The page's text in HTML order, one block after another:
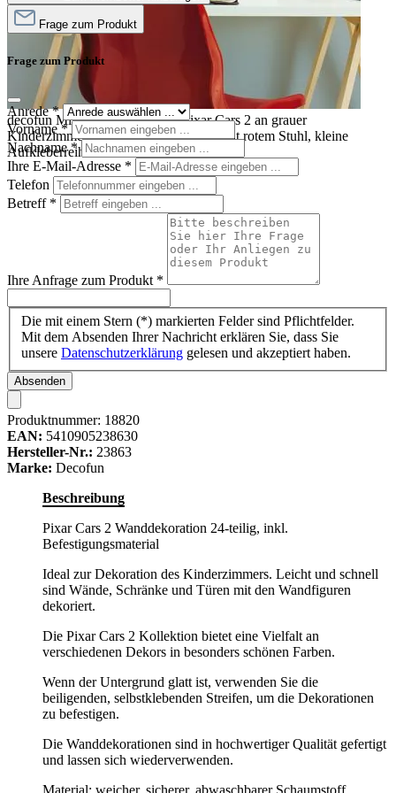
decofun Mini-Wanddekoration Pixar Cars 2 an grauer
Kinderzimmerwand über Schreibtisch mit rotem Stuhl, kleine
Aufkleberreihe
Frage zum Produkt
Frage zum Produkt
Anrede*
Vorname*
Nachname*
Ihre E-Mail-Adresse *
Telefon
Betreff *
Ihre Anfrage zum Produkt *
Die mit einem Stern (*) markierten Felder sind Pflichtfelder.
Mit dem Absenden Ihrer Nachricht erklären Sie, dass Sie
unsere Datenschutzerklärung gelesen und akzeptiert haben.
Absenden
Produktnummer: 18820
EAN: 5410905238630
Hersteller-Nr.: 23863
Marke: Decofun
Beschreibung
Pixar Cars 2 Wanddekoration 24-teilig, inkl.
Befestigungsmaterial
Ideal zur Dekoration des Kinderzimmers. Leicht und schnell
sind Wände, Schränke und Türen mit den Wandfiguren
dekoriert.
Die Pixar Cars 2 Kollektion bietet eine Vielfalt an
verschiedenen Dekors in besonders schönen Farben.
Wenn der Untergrund glatt ist, verwenden Sie die
beiligenden, selbstklebenden Streifen, um die Dekorationen
zu befestigen.
Die Wanddekorationen sind in hochwertiger Qualität gefertigt
und lassen sich wiederverwenden.